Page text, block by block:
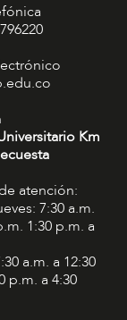
Km
atención:
7:30 a.m.
1:30 p.m. a
a.m. a 12:30
p.m. a 4:30